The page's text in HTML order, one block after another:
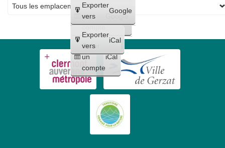
Créer
un
compte
Google
Créer
un
compte
iCal
Exporter
vers
Google
Exporter
vers
iCal